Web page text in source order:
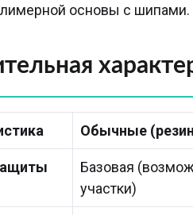
основы с шипами.
Обычные
Базовая
участки)